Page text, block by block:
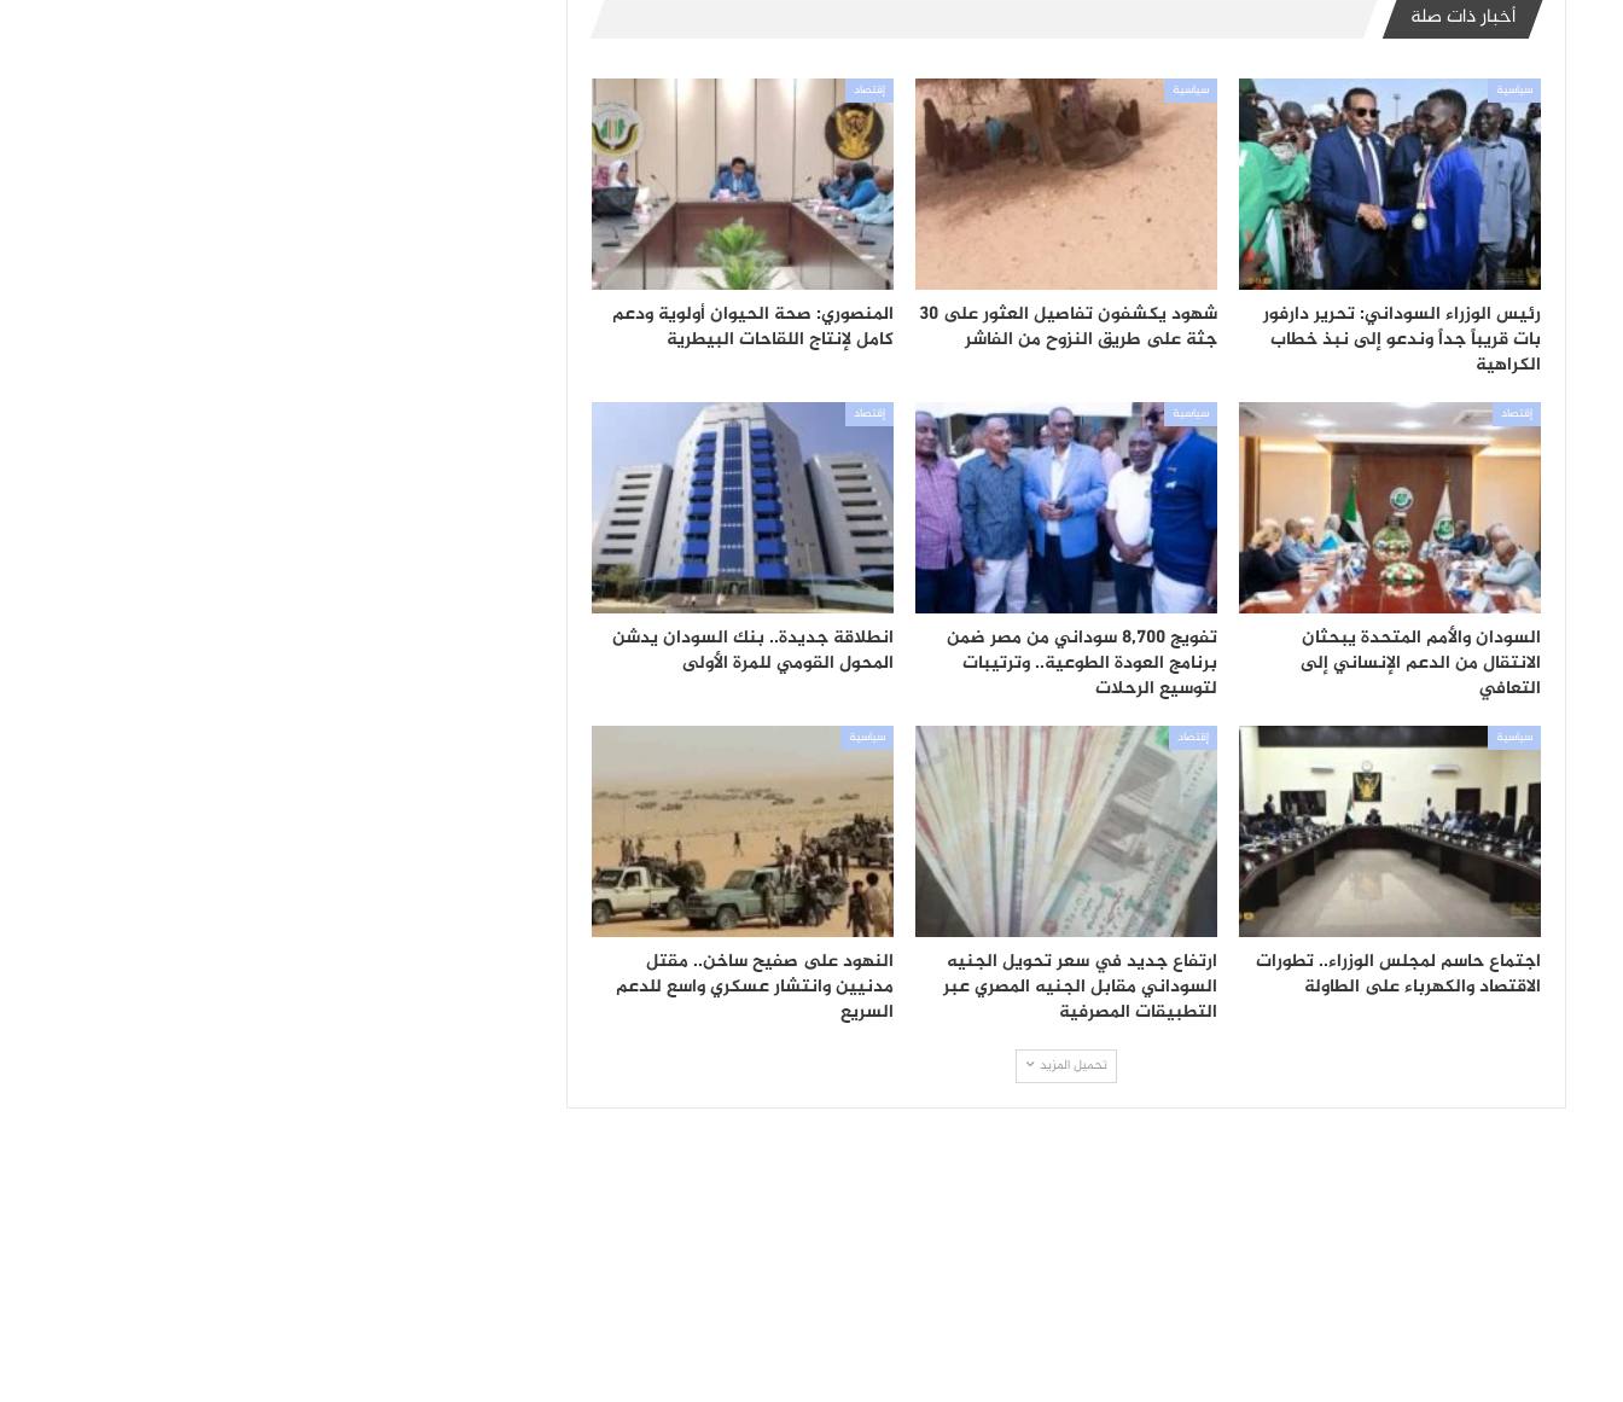
أخبار ذات صلة
سياسية
رئيس الوزراء السوداني: تحرير دارفور
بات قريباً جداً وندعو إلى نبذ خطاب
الكراهية
سياسية
شهود يكشفون تفاصيل العثور على 30
جثة على طريق النزوح من الفاشر
إقتصاد
المنصوري: صحة الحيوان أولوية ودعم
كامل لإنتاج اللقاحات البيطرية
إقتصاد
السودان والأمم المتحدة يبحثان
الانتقال من الدعم الإنساني إلى
التعافي
سياسية
تفويج 8,700 سوداني من مصر ضمن
برنامج العودة الطوعية.. وترتيبات
لتوسيع الرحلات
إقتصاد
انطلاقة جديدة.. بنك السودان يدشن
المحول القومي للمرة الأولى
سياسية
اجتماع حاسم لمجلس الوزراء.. تطورات
الاقتصاد والكهرباء على الطاولة
إقتصاد
ارتفاع جديد في سعر تحويل الجنيه
السوداني مقابل الجنيه المصري عبر
التطبيقات المصرفية
سياسية
النهود على صفيح ساخن.. مقتل
مدنيين وانتشار عسكري واسع للدعم
السريع
تحميل المزيد